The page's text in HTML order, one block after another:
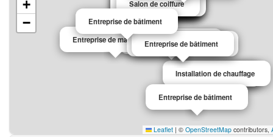
Institut de beauté
maison de retraite
Club sports
maison de retraite
Agence de publicité
Location de salle
Maison de retraite
Location de salle
Revêtements de sols
Salon de coiffure
maison de retraite
maison de retraite
Installation de chauffage
Entreprise de bâtiment
Entreprise de maçonnerieEntreprise de maçonnerie
Entreprise de bâtiment
Entreprise de bâtiment
Entreprise de bâtiment
+
−
Leaflet | © OpenStreetMap contributors,